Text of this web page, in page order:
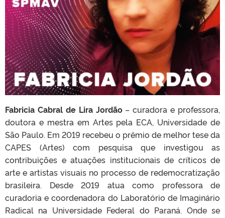
Fabricia Cabral de Lira Jordão– curadora e professora,
doutora e mestra em Artes pela ECA, Universidade de
São Paulo. Em 2019 recebeu o prêmio de melhor tese da
CAPES (Artes) com pesquisa que investigou as
contribuições e atuações institucionais de críticos de
arte e artistas visuais no processo de redemocratização
brasileira. Desde 2019 atua como professora de
curadoria e coordenadora do Laboratório de Imaginário
Radical na Universidade Federal do Paraná. Onde se